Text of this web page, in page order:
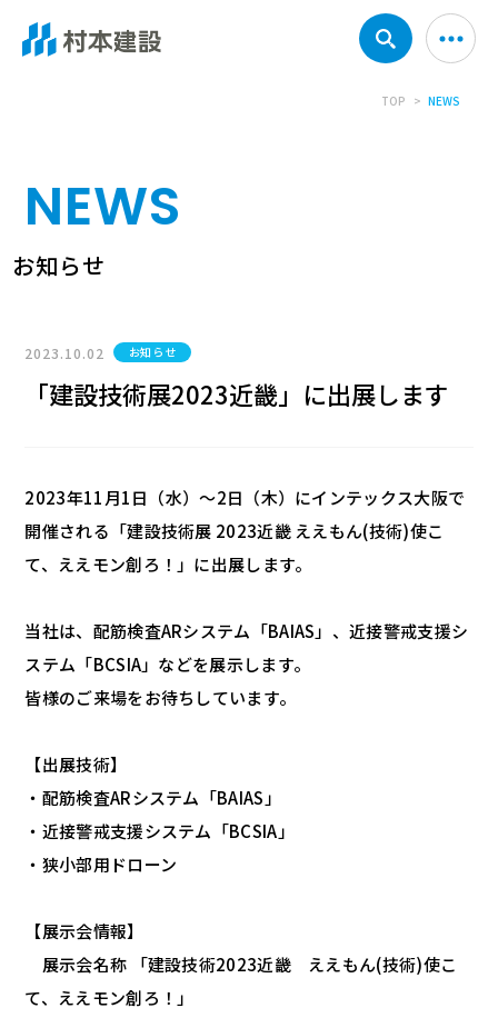
TOP NEWS
NEWS
お知らせ
2023.10.02 お知らせ
「建設技術展2023近畿」に出展します
2023年11月1日（水）～2日（木）にインテックス大阪で
開催される「建設技術展 2023近畿 ええもん(技術)使こ
て、ええモン創ろ！」に出展します。
当社は、配筋検査ARシステム「BAIAS」、近接警戒支援シ
ステム「BCSIA」などを展示します。
皆様のご来場をお待ちしています。
【出展技術】
・配筋検査ARシステム「BAIAS」
・近接警戒支援システム「BCSIA」
・狭小部用ドローン
【展示会情報】
展示会名称 「建設技術2023近畿 ええもん(技術)使こ
て、ええモン創ろ！」